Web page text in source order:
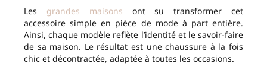
Les grandes maisons ont su transformer cet
accessoire simple en pièce de mode à part entière.
Ainsi, chaque modèle reflète l’identité et le savoir-faire
de sa maison. Le résultat est une chaussure à la fois
chic et décontractée, adaptée à toutes les occasions.